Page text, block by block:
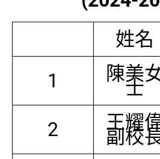
姓名
1
陳美
士
2 王耀
副校